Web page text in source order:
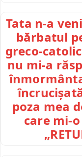
Tata n-a
bărbatul
greco-
nu mi-a
poza mea
care mi-